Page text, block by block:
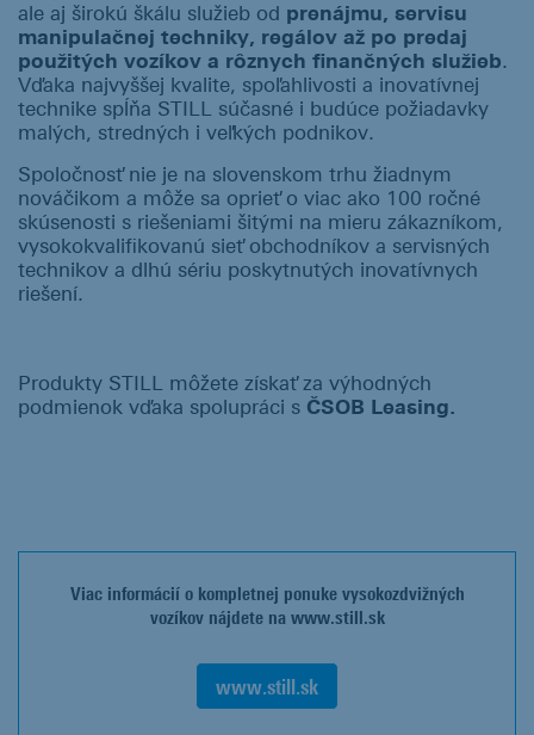
ale aj širokú škálu služieb od prenájmu, servisu
manipulačnej techniky, regálov až po predaj
použitých vozíkov a rôznych finančných služieb.
Vďaka najvyššej kvalite, spoľahlivosti a inovatívnej
technike spĺňa STILL súčasné i budúce požiadavky
malých, stredných i veľkých podnikov.
Spoločnosť nie je na slovenskom trhu žiadnym
nováčikom a môže sa oprieť o viac ako 100 ročné
skúsenosti s riešeniami šitými na mieru zákazníkom,
vysokokvalifikovanú sieť obchodníkov a servisných
technikov a dlhú sériu poskytnutých inovatívnych
riešení.
Produkty STILL môžete získať za výhodných
podmienok vďaka spolupráci s ČSOB Leasing.
Viac informácií o kompletnej ponuke vysokozdvižných
vozíkov nájdete na www.still.sk
www.still.sk